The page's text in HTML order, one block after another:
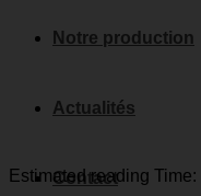
Notre production
Actualités
Contact
Estimated reading Time: